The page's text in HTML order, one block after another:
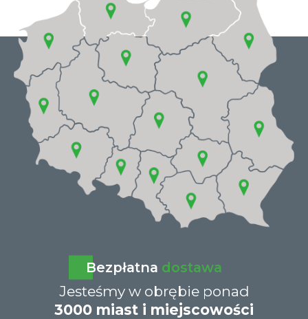
Bezpłatna dostawa
Jesteśmy w obrębie ponad
3000 miast i miejscowości